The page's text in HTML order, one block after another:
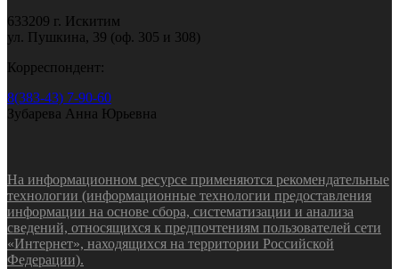
633209 г. Искитим
ул. Пушкина, 39 (оф. 305 и 308)
Корреспондент:
8(383-43) 7-90-60
Зубарева Анна Юрьевна
На информационном ресурсе применяются рекомендательные
технологии (информационные технологии предоставления
информации на основе сбора, систематизации и анализа
сведений, относящихся к предпочтениям пользователей сети
«Интернет», находящихся на территории Российской
Федерации).